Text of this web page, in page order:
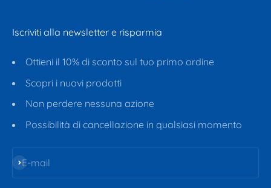
Iscriviti alla newsletter e risparmia
Ottieni il 10% di sconto sul tuo primo ordine
Scopri i nuovi prodotti
Non perdere nessuna azione
Possibilità di cancellazione in qualsiasi momento
E-mail
Iscriviti alla newsletter